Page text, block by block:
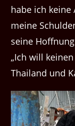
habe ich keine
meine
seine
„Ich will
Thailand und